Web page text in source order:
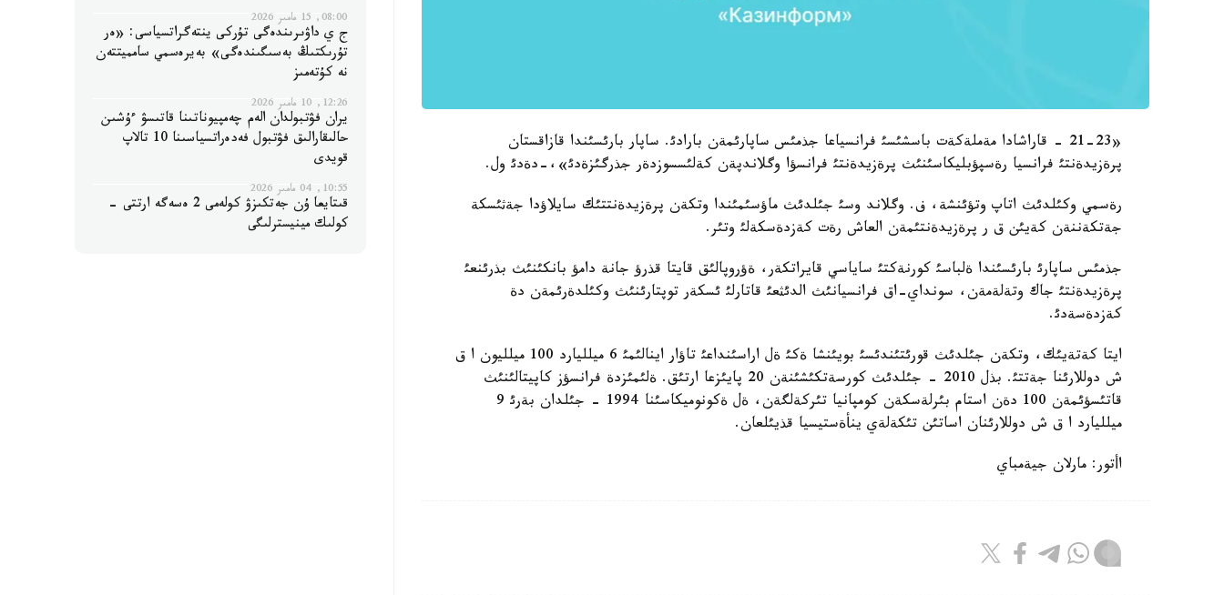
«21-23 - قاراشادا مةملةكةت باسشئسئ فرانسياعا جذمئس ساپارئمةن بارادئ. ساپار بارئسئندا قازاقستان
پرةزيدةنتئ فرانسيا رةسپؤبليكاسئنئث پرةزيدةنتئ فرانسؤا وگلاندپةن كةلئسسوزدةر جذرگئزةدئ»،-دةدئ ول.
رةسمي وكئلدئث اتاپ وتؤئنشة، ف. وگلاند وسئ جئلدئث ماؤسئمئندا وتكةن پرةزيدةنتتئك سايلاؤدا جةثئسكة
جةتكةننةن كةيئن ق ر پرةزيدةنتئمةن العاش رةت كةزدةسكةلئ وتئر.
جذمئس ساپارئ بارئسئندا ةلباسئ كورنةكتئ ساياسي قايراتكةر، ةؤروپالئق قايتا قذرؤ جانة دامؤ بانكئنئث بذرئنعئ
پرةزيدةنتئ جاك وتةلةمةن، سونداي-اق فرانسيانئث الدئثعئ قاتارلئ ئسكةر توپتارئنئث وكئلدةرئمةن دة
كةزدةسةدئ.
ايتا كةتةيئك، وتكةن جئلدئث قورئتئندئسئ بويئنشا ةكئ ةل اراسئنداعئ تاؤار اينالئمئ 6 ميلليارد 100 ميلليون ا ق
ش دوللارئنا جةتتئ. بذل 2010 - جئلدئث كورسةتكئشئنةن 20 پايئزعا ارتئق. ةلئمئزدة فرانسؤز كاپيتالئنئث
قاتئسؤئمةن 100 دةن استام بئرلةسكةن كومپانيا تئركةلگةن، ةل ةكونوميكاسئنا 1994 - جئلدان بةرئ 9
ميلليارد ا ق ش دوللارئنان اساتئن تئكةلةي ينأةستيسيا قذيئلعان.
اأتور: مارلان جيةمباي
08:00, 15 مامىر 2026
ج ي داۋىرىندەگى تۇركى ينتەگراتسياسى: «ەر
تۇرىكتىڭ بەسىگىندەگى» بەيرەسمي سامميتتەن
نە كۇتەمىز
12:26, 10 مامىر 2026
يران فۋتبولدان الەم چەمپيوناتىنا قاتىسۋ ءۇشىن
حالىقارالىق فۋتبول فەدەراتسياسىنا 10 تالاپ
قويدى
10:55, 04 مامىر 2026
قىتايعا ۇن جەتكىزۋ كولەمى 2 ەسەگە ارتتى -
كولىك مينيسترلىگى